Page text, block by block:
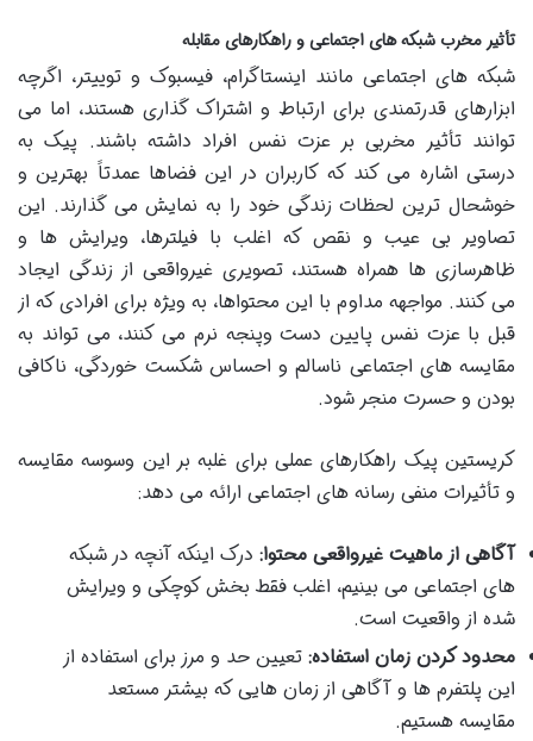
تأثیر مخرب شبکه های اجتماعی و راهکارهای مقابله
شبکه های اجتماعی مانند اینستاگرام، فیسبوک و توییتر، اگرچه
ابزارهای قدرتمندی برای ارتباط و اشتراک گذاری هستند، اما می
توانند تأثیر مخربی بر عزت نفس افراد داشته باشند. پیک به
درستی اشاره می کند که کاربران در این فضاها عمدتاً بهترین و
خوشحال ترین لحظات زندگی خود را به نمایش می گذارند. این
تصاویر بی عیب و نقص که اغلب با فیلترها، ویرایش ها و
ظاهرسازی ها همراه هستند، تصویری غیرواقعی از زندگی ایجاد
می کنند. مواجهه مداوم با این محتواها، به ویژه برای افرادی که از
قبل با عزت نفس پایین دست وپنجه نرم می کنند، می تواند به
مقایسه های اجتماعی ناسالم و احساس شکست خوردگی، ناکافی
بودن و حسرت منجر شود.
کریستین پیک راهکارهای عملی برای غلبه بر این وسوسه مقایسه
و تأثیرات منفی رسانه های اجتماعی ارائه می دهد:
آگاهی از ماهیت غیرواقعی محتوا: درک اینکه آنچه در شبکه
های اجتماعی می بینیم، اغلب فقط بخش کوچکی و ویرایش
شده از واقعیت است.
محدود کردن زمان استفاده: تعیین حد و مرز برای استفاده از
این پلتفرم ها و آگاهی از زمان هایی که بیشتر مستعد
مقایسه هستیم.